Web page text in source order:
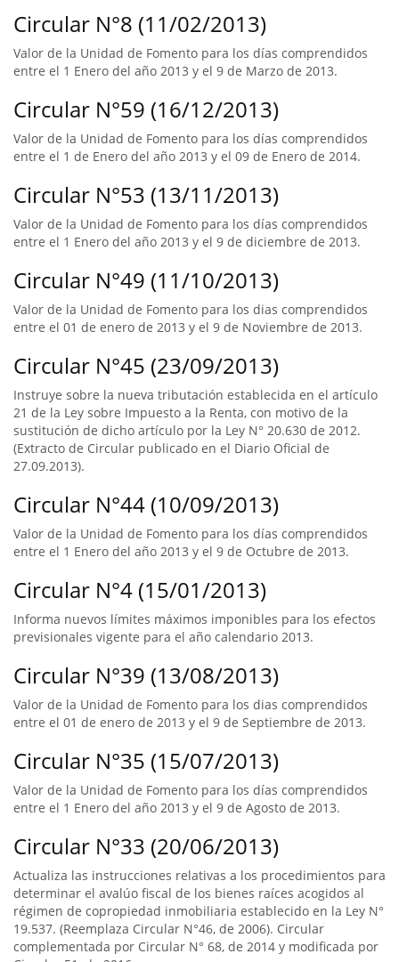
Circular N°8 (11/02/2013)
Valor de la Unidad de Fomento para los días comprendidos
entre el 1 Enero del año 2013 y el 9 de Marzo de 2013.
Circular N°59 (16/12/2013)
Valor de la Unidad de Fomento para los días comprendidos
entre el 1 de Enero del año 2013 y el 09 de Enero de 2014.
Circular N°53 (13/11/2013)
Valor de la Unidad de Fomento para los días comprendidos
entre el 1 Enero del año 2013 y el 9 de diciembre de 2013.
Circular N°49 (11/10/2013)
Valor de la Unidad de Fomento para los dias comprendidos
entre el 01 de enero de 2013 y el 9 de Noviembre de 2013.
Circular N°45 (23/09/2013)
Instruye sobre la nueva tributación establecida en el artículo
21 de la Ley sobre Impuesto a la Renta, con motivo de la
sustitución de dicho artículo por la Ley N° 20.630 de 2012.
(Extracto de Circular publicado en el Diario Oficial de
27.09.2013).
Circular N°44 (10/09/2013)
Valor de la Unidad de Fomento para los días comprendidos
entre el 1 Enero del año 2013 y el 9 de Octubre de 2013.
Circular N°4 (15/01/2013)
Informa nuevos límites máximos imponibles para los efectos
previsionales vigente para el año calendario 2013.
Circular N°39 (13/08/2013)
Valor de la Unidad de Fomento para los dias comprendidos
entre el 01 de enero de 2013 y el 9 de Septiembre de 2013.
Circular N°35 (15/07/2013)
Valor de la Unidad de Fomento para los días comprendidos
entre el 1 Enero del año 2013 y el 9 de Agosto de 2013.
Circular N°33 (20/06/2013)
Actualiza las instrucciones relativas a los procedimientos para
determinar el avalúo fiscal de los bienes raíces acogidos al
régimen de copropiedad inmobiliaria establecido en la Ley N°
19.537. (Reemplaza Circular N°46, de 2006). Circular
complementada por Circular N° 68, de 2014 y modificada por